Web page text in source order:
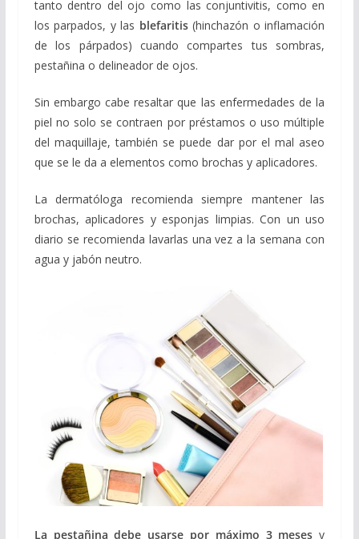
tanto dentro del ojo como las conjuntivitis, como en
los parpados, y las blefaritis(hinchazón o inflamación
de los párpados) cuando compartes tus sombras,
pestañina o delineador de ojos.
Sin embargo cabe resaltar que las enfermedades de la
piel no solo se contraen por préstamos o uso múltiple
del maquillaje, también se puede dar por el mal aseo
que se le da a elementos como brochas y aplicadores.
La dermatóloga recomienda siempre mantener las
brochas, aplicadores y esponjas limpias. Con un uso
diario se recomienda lavarlas una vez a la semana con
agua y jabón neutro.
La pestañina debe usarse por máximo 3 meses y